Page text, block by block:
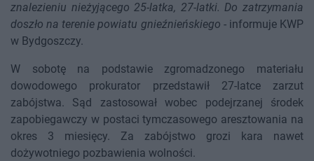
znalezieniu nieżyjącego 25-latka, 27-latki. Do zatrzymania
doszło na terenie powiatu gnieźnieńskiego - informuje KWP
w Bydgoszczy.
W sobotę na podstawie zgromadzonego materiału
dowodowego prokurator przedstawił 27-latce zarzut
zabójstwa. Sąd zastosował wobec podejrzanej środek
zapobiegawczy w postaci tymczasowego aresztowania na
okres 3 miesięcy. Za zabójstwo grozi kara nawet
dożywotniego pozbawienia wolności.